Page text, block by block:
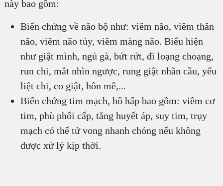
này bao gồm:
Biến chứng về não bộ như: viêm não, viêm thân
não, viêm não tủy, viêm màng não. Biểu hiện
như giật mình, ngủ gà, bứt rứt, đi loạng choạng,
run chi, mắt nhìn ngược, rung giật nhãn cầu, yếu
liệt chi, co giật, hôn mê,...
Biến chứng tim mạch, hô hấp bao gồm: viêm cơ
tim, phù phổi cấp, tăng huyết áp, suy tim, trụy
mạch có thể tử vong nhanh chóng nếu không
được xử lý kịp thời.